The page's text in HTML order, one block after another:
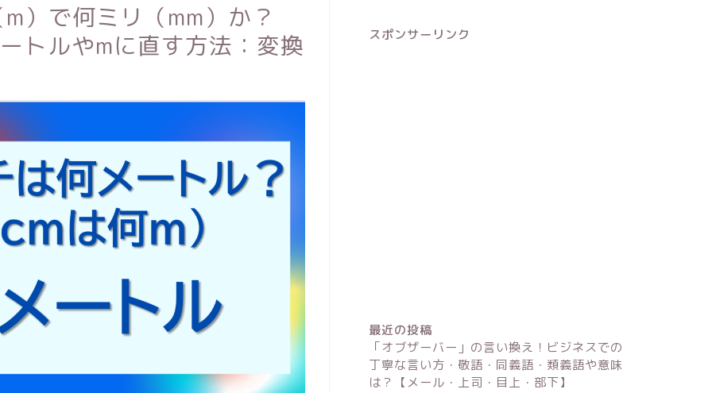
）で何ミリ（mm）か？
トルやmに直す方法：変換
スポンサーリンク
最近の投稿
「オブザーバー」の言い換え！ビジネスでの
丁寧な言い方・敬語・同義語・類義語や意味
は？【メール・上司・目上・部下】